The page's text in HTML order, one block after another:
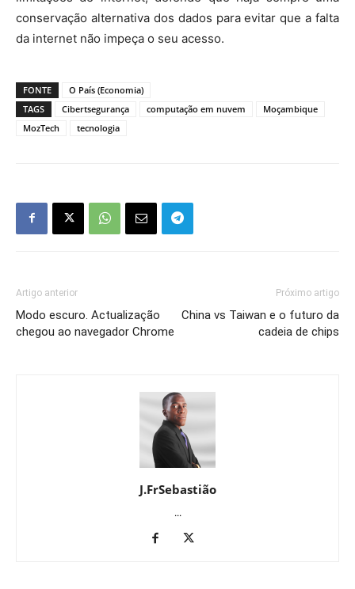
conservação alternativa dos dados para evitar que a falta
da internet não impeça o seu acesso.
FONTE
O País (Economia)
TAGS
Cibertsegurança computação em nuvem
Moçambique
MozTech
tecnologia
Artigo anterior
Modo escuro. Actualização
chegou ao navegador Chrome
Próximo artigo
China vs Taiwan e o futuro da
cadeia de chips
J.FrSebastião
...